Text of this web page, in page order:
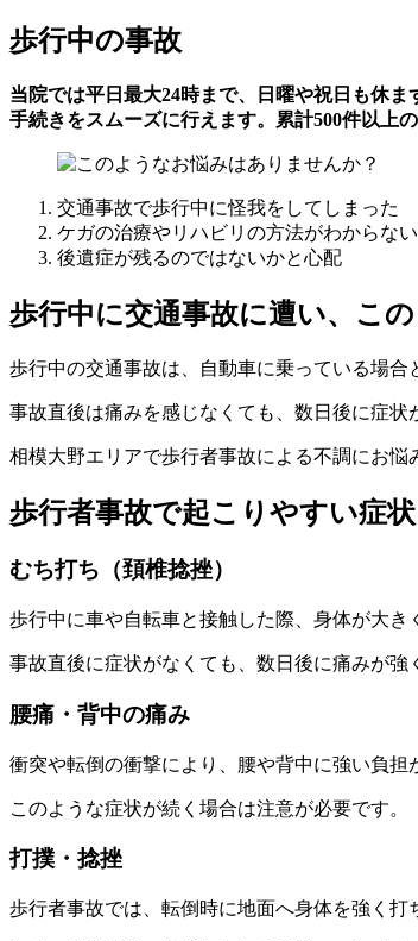
歩行中の事故
当院では平日最大24時まで、日曜や祝日も休
手続きをスムーズに行えます。累計500件以上
交通事故で歩行中に怪我をしてしまった
ケガの治療やリハビリの方法がわからない
後遺症が残るのではないかと心配
歩行中に交通事故に遭い、こ
歩行中の交通事故は、自動車に乗っている場合
事故直後は痛みを感じなくても、数日後に症状
相模大野エリアで歩行者事故による不調にお悩
歩行者事故で起こりやすい症状
むち打ち（頚椎捻挫）
歩行中に車や自転車と接触した際、身体が大き
事故直後に症状がなくても、数日後に痛みが強
腰痛・背中の痛み
衝突や転倒の衝撃により、腰や背中に強い負担
このような症状が続く場合は注意が必要です。
打撲・捻挫
歩行者事故では、転倒時に地面へ身体を強く打